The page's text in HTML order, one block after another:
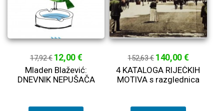
17,92 € 12,00 €
Mladen Blažević:
DNEVNIK NEPUŠAČA
152,63 € 140,00 €
4 KATALOGA RIJEČKIH
MOTIVA s razglednica